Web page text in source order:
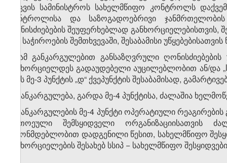
დაცვის სამინისტროს სახელმწიფო კონტროლს
კონტროლისა და საზოგადოებრივი
ღონისძიებების შეუფერხებლად
და, საჭიროების შემთხვევაში, შესაბამისი
4. ამ განკარგულებით განსაზღვრული
განხორციელდეს გადაუდებელი აუცილებლობით ან/და
ლის მე-3 პუნქტის „დ“ ქვეპუნქტის შესაბამისად,
5. განკარგულება, გარდა მე-4 პუნქტისა, ძალაშია
6. განკარგულების მე-4 პუნქტი ოპერატიული
თითოეული შემსყიდ­ვე­ლი ორგანიზაციისათვის
კანონმდებლობით დადგენილი წესით, სახელმწიფო
განხორციელების შე­სა­ხებ სსიპ − სახელმწიფო